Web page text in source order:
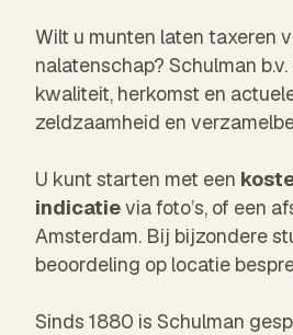
Wilt u munten laten taxeren
nalatenschap? Schulman
kwaliteit, herkomst en
zeldzaamheid en
U kunt starten met een
indicatievia foto’s, of een
Amsterdam. Bij bijzondere
beoordeling op locatie
Sinds 1880 is Schulman